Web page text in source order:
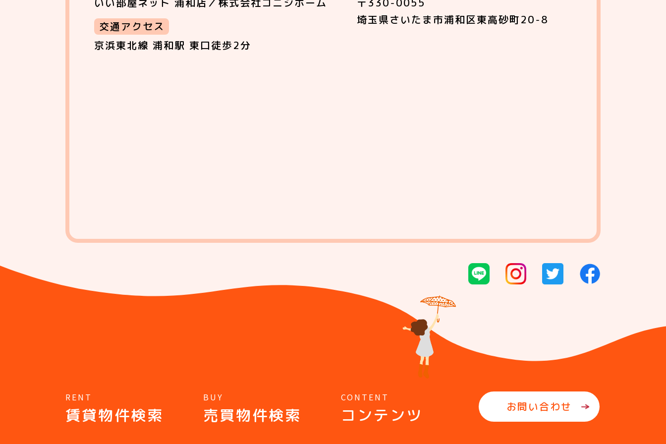
交通アクセス
京浜東北線 浦和駅 東口徒歩2分
埼玉県さいたま市浦和区東高砂町20-8
RENT
賃貸物件検索
BUY
売買物件検索
CONTENT
コンテンツ お問い合わせ